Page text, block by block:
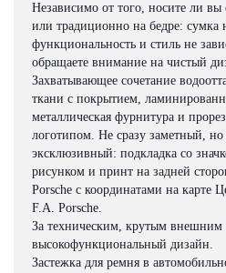
Независимо от того, носите ли вы
или традиционно на бедре: сумка
функциональность и стиль не
обращаете внимание на чистый
Захватывающее сочетание
ткани с покрытием,
металлическая фурнитура и
логотипом. Не сразу заметный,
эксклюзивный: подкладка со
рисунком и принт на задней
Porsche с координатами на карте
F.A. Porsche.
За техническим, крутым внешним
высокофункциональный дизайн.
Застежка для ремня в